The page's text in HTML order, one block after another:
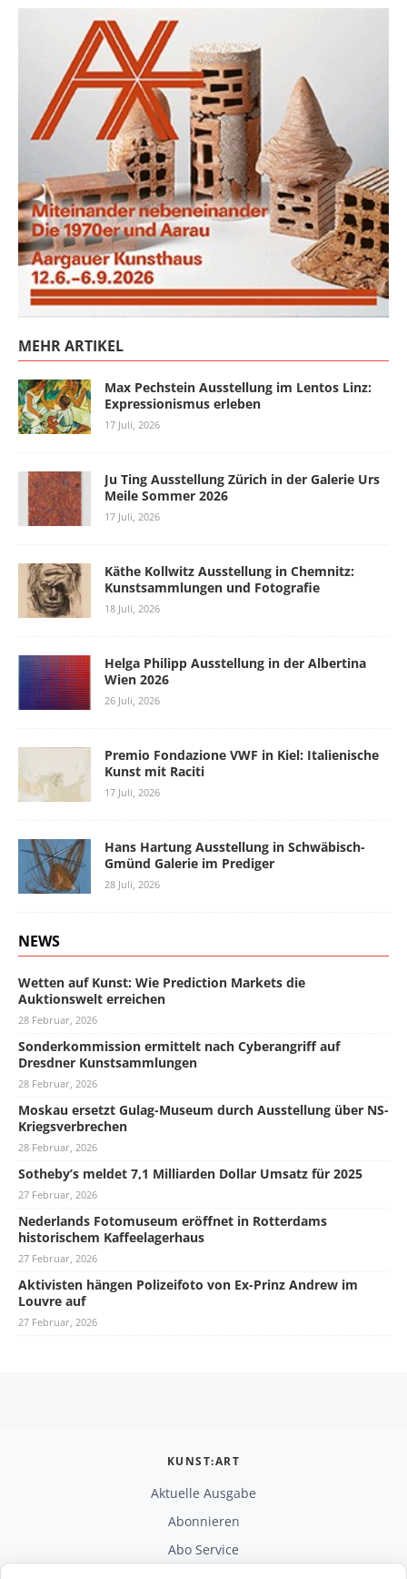
MEHR ARTIKEL
Max Pechstein Ausstellung im Lentos Linz:
Expressionismus erleben
17 Juli, 2026
Ju Ting Ausstellung Zürich in der Galerie Urs
Meile Sommer 2026
17 Juli, 2026
Käthe Kollwitz Ausstellung in Chemnitz:
Kunstsammlungen und Fotografie
18 Juli, 2026
Helga Philipp Ausstellung in der Albertina
Wien 2026
26 Juli, 2026
Premio Fondazione VWF in Kiel: Italienische
Kunst mit Raciti
17 Juli, 2026
Hans Hartung Ausstellung in Schwäbisch-
Gmünd Galerie im Prediger
28 Juli, 2026
NEWS
Wetten auf Kunst: Wie Prediction Markets die
Auktionswelt erreichen
28 Februar, 2026
Sonderkommission ermittelt nach Cyberangriff auf
Dresdner Kunstsammlungen
28 Februar, 2026
Moskau ersetzt Gulag-Museum durch Ausstellung über NS-
Kriegsverbrechen
28 Februar, 2026
Sotheby’s meldet 7,1 Milliarden Dollar Umsatz für 2025
27 Februar, 2026
Nederlands Fotomuseum eröffnet in Rotterdams
historischem Kaffeelagerhaus
27 Februar, 2026
Aktivisten hängen Polizeifoto von Ex-Prinz Andrew im
Louvre auf
27 Februar, 2026
KUNST:ART
Aktuelle Ausgabe
Abonnieren
Abo Service